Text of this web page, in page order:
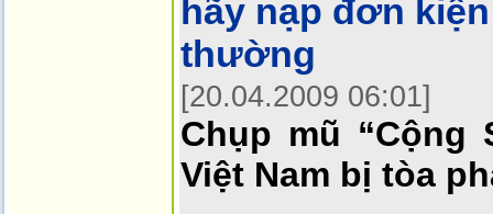
hãy nạp đơn
thường
[20.04.2009 06:01]
Chụp mũ “Cộng
Việt Nam bị tòa